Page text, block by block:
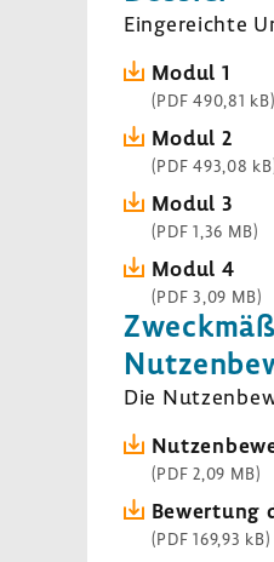
Einge­reichte
Modul 1
(PDF 490,81 kB)
Modul 2
(PDF 493,08
Modul 3
(PDF 1,36 MB)
Modul 4
(PDF 3,09 MB)
Die
(PDF 2,09 MB)
Bewer­tung
(PDF 169,93 kB)